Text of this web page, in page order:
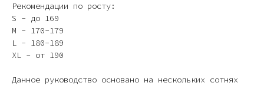
Рекомендации по росту:
S - до 169
M - 170-179
L - 180-189
XL - от 190
Данное руководство основано на нескольких сотнях